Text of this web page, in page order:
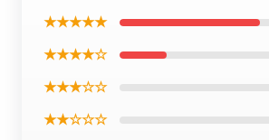
★★★★★
★★★★☆
★★★☆☆
★★☆☆☆